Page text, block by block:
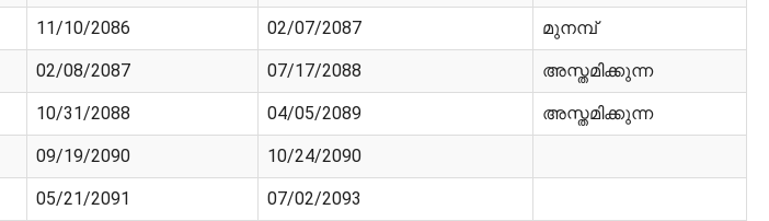
11/10/2086 02/07/2087 മുനമ്പ്
02/08/2087 07/17/2088 അസ്തമിക്കുന്ന
10/31/2088 04/05/2089 അസ്തമിക്കുന്ന
09/19/2090 10/24/2090
05/21/2091 07/02/2093